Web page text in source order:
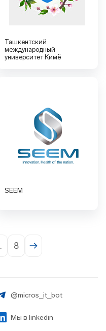
Ташкентский
международный
университет Кимё
SEEM
8
@micros_it_bot
Мы в linkedin